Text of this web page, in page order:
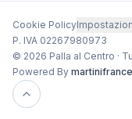
Cookie Policy
P. IVA 02267980973
© 2026 Palla al Centro ·
Powered By